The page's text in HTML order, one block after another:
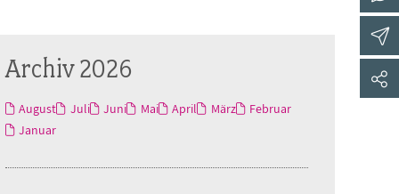
Archiv 2026
August Juli Juni Mai April März
Februar
Januar